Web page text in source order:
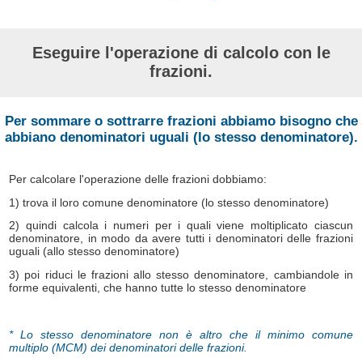
Eseguire l'operazione di calcolo con le
frazioni.
Per sommare o sottrarre frazioni abbiamo bisogno che
abbiano denominatori uguali (lo stesso denominatore).
Per calcolare l'operazione delle frazioni dobbiamo:
1) trova il loro comune denominatore (lo stesso denominatore)
2) quindi calcola i numeri per i quali viene moltiplicato ciascun
denominatore, in modo da avere tutti i denominatori delle frazioni
uguali (allo stesso denominatore)
3) poi riduci le frazioni allo stesso denominatore, cambiandole in
forme equivalenti, che hanno tutte lo stesso denominatore
* Lo stesso denominatore non è altro che il minimo comune
multiplo (MCM) dei denominatori delle frazioni.